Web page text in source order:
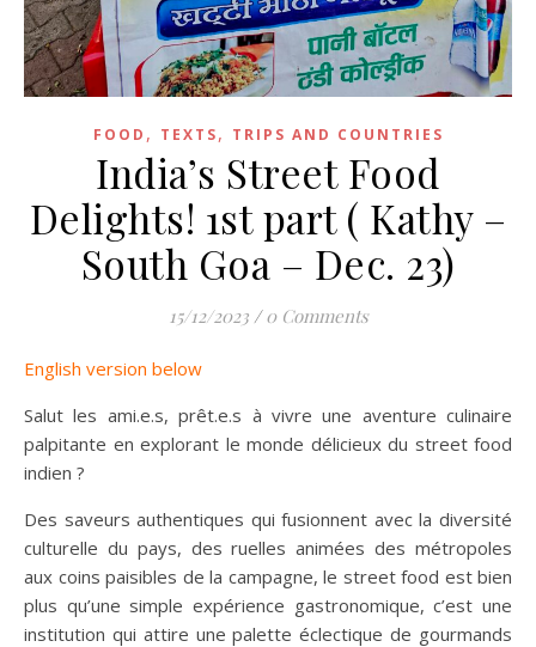
FOOD , TEXTS, TRIPS AND COUNTRIES
India’s Street Food
Delights! 1st part ( Kathy –
South Goa – Dec. 23)
15/12/2023 / 0 Comments
English version below
Salut les ami.e.s, prêt.e.s à vivre une aventure culinaire
palpitante en explorant le monde délicieux du street food
indien ?
Des saveurs authentiques qui fusionnent avec la diversité
culturelle du pays, des ruelles animées des métropoles
aux coins paisibles de la campagne, le street food est bien
plus qu’une simple expérience gastronomique, c’est une
institution qui attire une palette éclectique de gourmands